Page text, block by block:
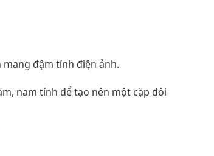
đậm tính điện ảnh.
nam tính để tạo nên một cặp đôi